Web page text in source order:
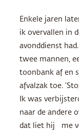
Enkele jaren
ik overvallen in
avonddienst
twee mannen,
toonbank af en
afvalzak toe.
Ik was
naar de andere
dat liet hij me